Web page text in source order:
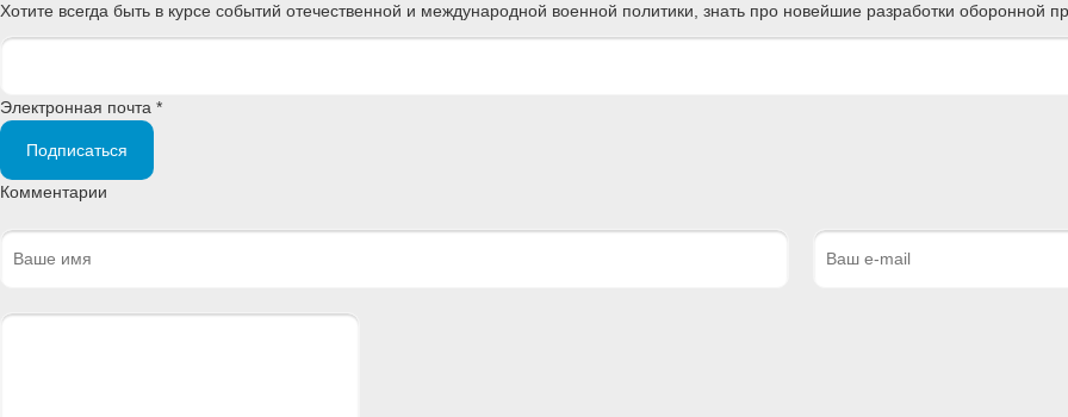
Хотите всегда быть в курсе событий отечественной и международной военной политики, знать про новейшие разработки
Электронная почта *
Подписаться
Комментарии